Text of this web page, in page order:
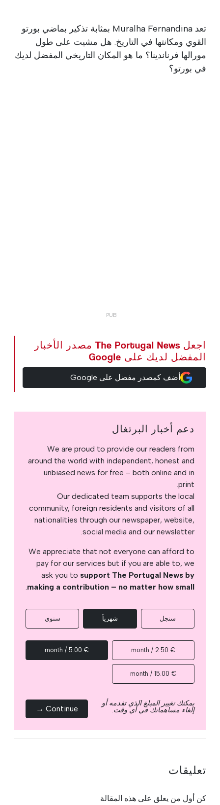
تعد Muralha Fernandina بمثابة تذكير بماضي بورتو
القوي ومكانتها في التاريخ. هل مشيت على طول
مورالها فرناندينا؟ ما هو المكان التاريخي المفضل لديك
في بورتو؟
اجعل The Portugal News مصدر الأخبار
المفضل لديك على Google
أضف كمصدر مفضل على Google
دعم أخبار البرتغال
We are proud to provide our readers from
around the world with independent, honest and
unbiased news for free – both online and in
print.
Our dedicated team supports the local
community, foreign residents and visitors of all
nationalities through our newspaper, website,
social media and our newsletter.
We appreciate that not everyone can afford to
pay for our services but if you are able to, we
ask you to support The Portugal News by
making a contribution – no matter how small
.
سنجل شهرياً سنوي
€ 2.50 / month
€ 5.00 / month
€ 15.00 / month
يمكنك تغيير المبلغ الذي تقدمه أو
إلغاء مساهماتك في أي وقت. Continue →
تعليقات
كن أول من يعلق على هذه المقالة